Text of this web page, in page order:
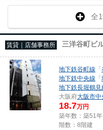
全
賃貸｜店舗事務所 三洋谷町ビ
地下鉄谷町線 「
地下鉄中央線 「
地下鉄長堀鶴見
大阪府大阪市中
18.7万円
築年数：築51年
階数：8階建